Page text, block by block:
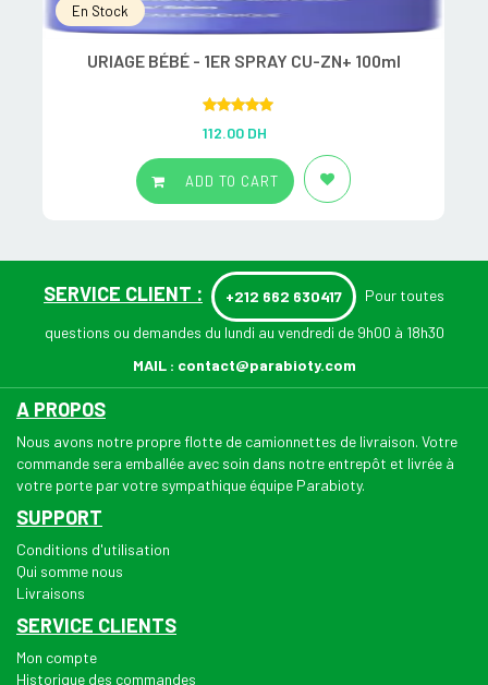
En Stock
URIAGE BÉBÉ - 1ER SPRAY CU-ZN+ 100ml
out of 5
112.00 DH
ADD TO CART
SERVICE CLIENT : +212 662 630417 Pour toutes
questions ou demandes du lundi au vendredi de 9h00 à 18h30
MAIL : contact@parabioty.com
A PROPOS
Nous avons notre propre flotte de camionnettes de livraison. Votre
commande sera emballée avec soin dans notre entrepôt et livrée à
votre porte par votre sympathique équipe Parabioty.
SUPPORT
Conditions d'utilisation
Qui somme nous
Livraisons
SERVICE CLIENTS
Mon compte
Historique des commandes